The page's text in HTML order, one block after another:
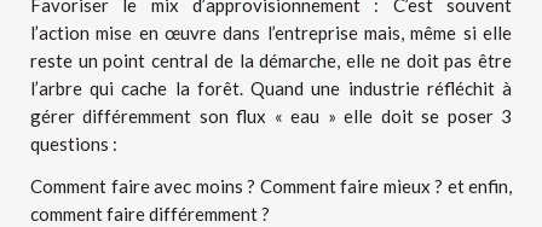
Favoriser le mix d’approvisionnement : C’est souvent
l’action mise en œuvre dans l’entreprise mais, même si elle
reste un point central de la démarche, elle ne doit pas être
l’arbre qui cache la forêt. Quand une industrie réfléchit à
gérer différemment son flux « eau » elle doit se poser 3
questions :
Comment faire avec moins ? Comment faire mieux ? et enfin,
comment faire différemment ?